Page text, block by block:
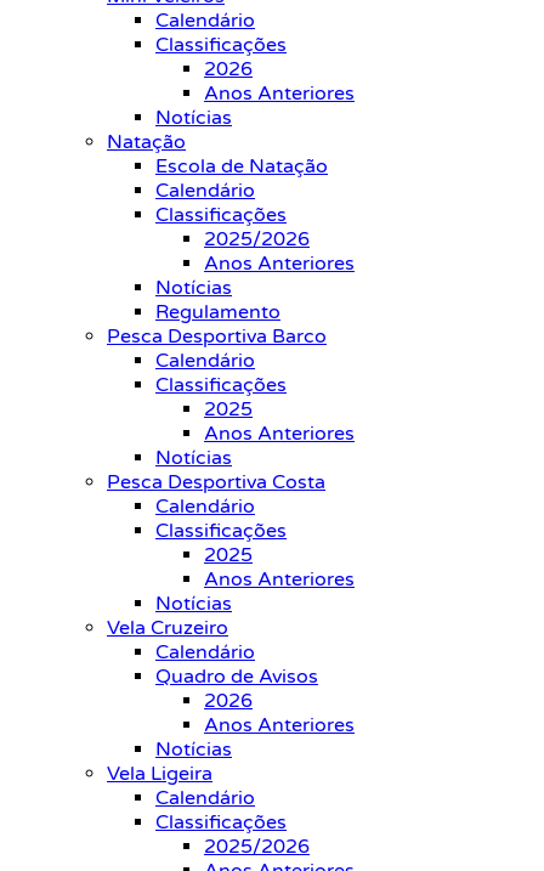
Calendário
Classificações
2026
Anos Anteriores
Notícias
Natação
Escola de Natação
Calendário
Classificações
2025/2026
Anos Anteriores
Notícias
Regulamento
Pesca Desportiva Barco
Calendário
Classificações
2025
Anos Anteriores
Notícias
Pesca Desportiva Costa
Calendário
Classificações
2025
Anos Anteriores
Notícias
Vela Cruzeiro
Calendário
Quadro de Avisos
2026
Anos Anteriores
Notícias
Vela Ligeira
Calendário
Classificações
2025/2026